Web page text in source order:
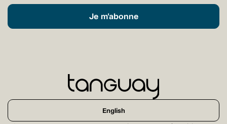
Je m'abonne
English